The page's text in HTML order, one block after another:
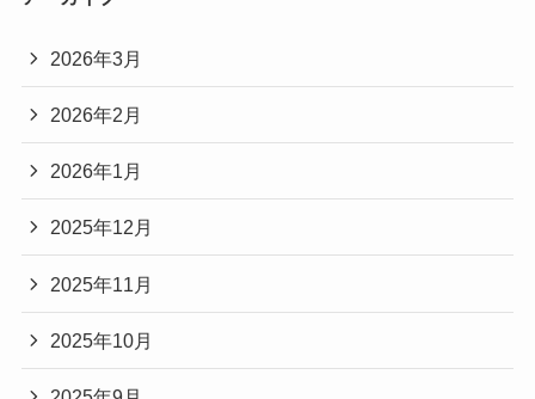
2026年3月
2026年2月
2026年1月
2025年12月
2025年11月
2025年10月